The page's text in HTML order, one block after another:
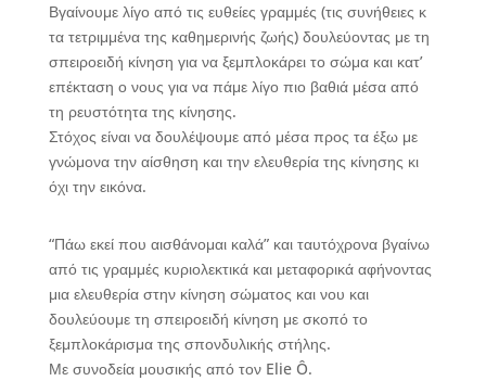
Βγαίνουμε λίγο από τις ευθείες γραμμές (τις συνήθειες κ
τα τετριμμένα της καθημερινής ζωής) δουλεύοντας με τη
σπειροειδή κίνηση για να ξεμπλοκάρει το σώμα και κατ’
επέκταση ο νους για να πάμε λίγο πιο βαθιά μέσα από
τη ρευστότητα της κίνησης.
Στόχος είναι να δουλέψουμε από μέσα προς τα έξω με
γνώμονα την αίσθηση και την ελευθερία της κίνησης κι
όχι την εικόνα.
“Πάω εκεί που αισθάνομαι καλά” και ταυτόχρονα βγαίνω
από τις γραμμές κυριολεκτικά και μεταφορικά αφήνοντας
μια ελευθερία στην κίνηση σώματος και νου και
δουλεύουμε τη σπειροειδή κίνηση με σκοπό το
ξεμπλοκάρισμα της σπονδυλικής στήλης.
Με συνοδεία μουσικής από τον Elie Ô.